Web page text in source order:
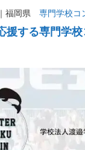
福岡県 専門学校コ
援する専門学